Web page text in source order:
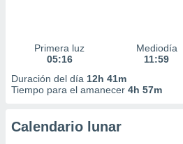
Primera luz
05:16
Mediodía
11:59
Duración del día 12h 41m
Tiempo para el amanecer 4h 57m
Calendario lunar